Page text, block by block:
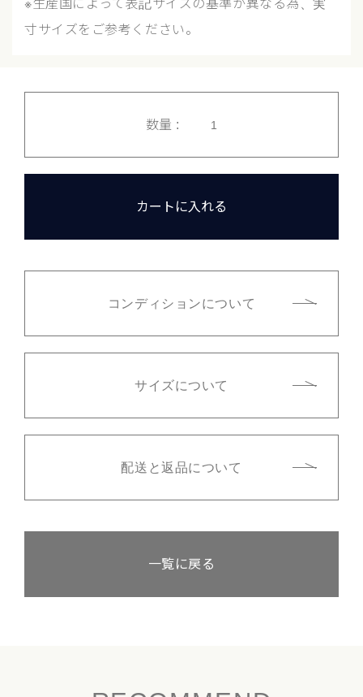
※生産国によって表記サイズの基準が異なる為、実
寸サイズをご参考ください。
数量 :
カートに入れる
コンディションについて
サイズについて
配送と返品について
一覧に戻る